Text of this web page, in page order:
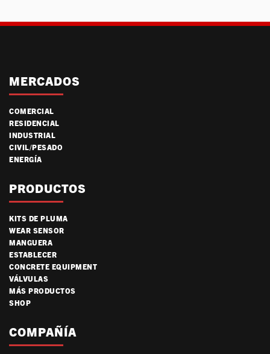
MERCADOS
COMERCIAL
RESIDENCIAL
INDUSTRIAL
CIVIL/PESADO
ENERGÍA
PRODUCTOS
KITS DE PLUMA
WEAR SENSOR
MANGUERA
ESTABLECER
CONCRETE EQUIPMENT
VÁLVULAS
MÁS PRODUCTOS
SHOP
COMPAÑÍA